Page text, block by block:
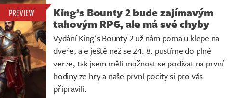
PREVIEW
King’s Bounty 2 bude zajímavým
tahovým RPG, ale má své chyby
Vydání King's Bounty 2 už nám pomalu klepe na
dveře, ale ještě než se 24. 8. pustíme do plné
verze, tak jsem měli možnost se podívat na první
hodiny ze hry a naše první pocity si pro vás
připravili.